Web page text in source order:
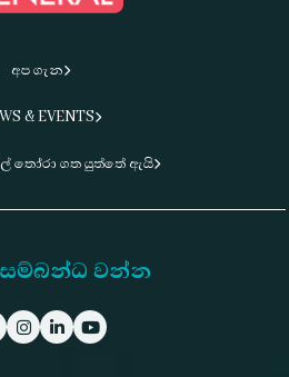
අප ගැන
& EVENTS
තෝරා ගත යුත්තේ ඇයි
සම්බන්ධ වන්න